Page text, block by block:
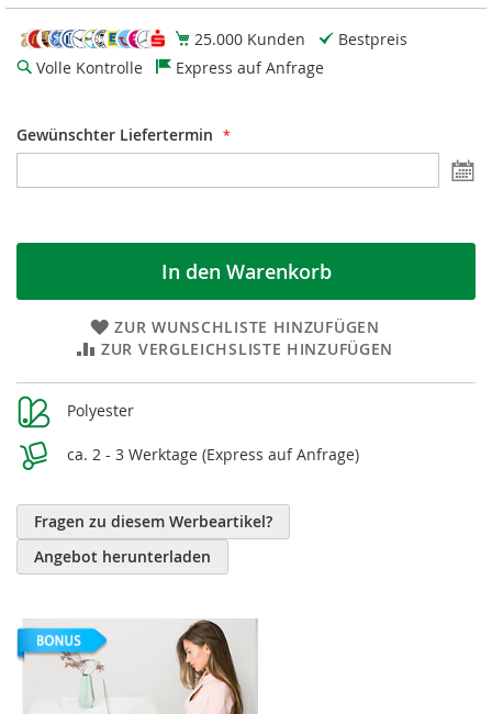
25.000 Kunden
Bestpreis
Volle Kontrolle
Express auf Anfrage
Gewünschter Liefertermin
In den Warenkorb
ZUR WUNSCHLISTE HINZUFÜGEN
ZUR VERGLEICHSLISTE HINZUFÜGEN
Weitere
Informationen
Polyester
ca. 2 - 3 Werktage (Express auf Anfrage)
Fragen zu diesem Werbeartikel?
Angebot herunterladen